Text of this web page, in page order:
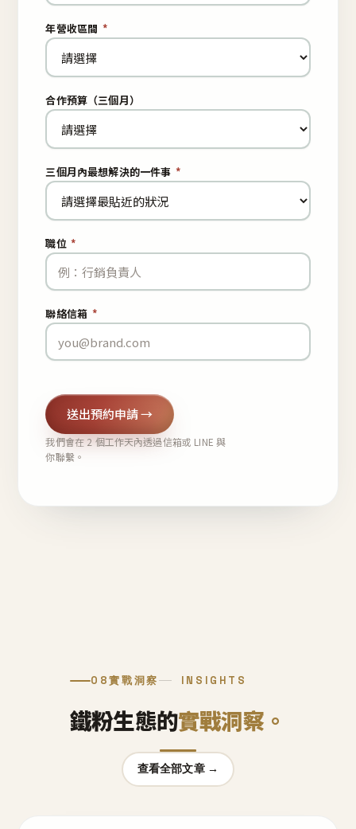
年營收區間 *
合作預算（三個月）
三個月內最想解決的一件事 *
職位 *
聯絡信箱 *
送出預約申請 →
我們會在 2 個工作天內透過信箱或 LINE 與
你聯繫。
08實戰洞察 INSIGHTS
鐵粉生態的實戰洞察。
查看全部文章 →